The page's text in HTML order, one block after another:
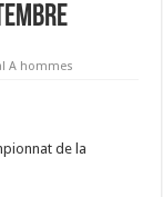
A hommes
de la